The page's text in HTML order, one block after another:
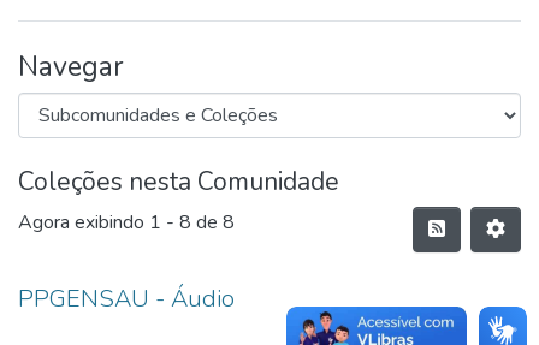
FAQ
Ajuda
Navegar
Coleções nesta Comunidade
Agora exibindo 1 - 8 de 8
PPGENSAU - Áudio